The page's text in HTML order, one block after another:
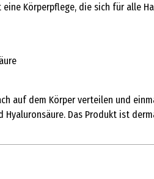
eine Körperpflege, die sich für alle
auf dem Körper verteilen und
Hyaluronsäure. Das Produkt ist